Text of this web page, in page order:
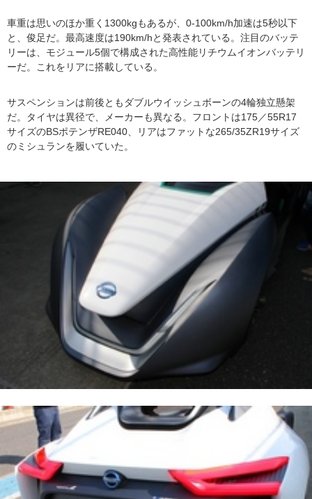
車重は思いのほか重く1300kgもあるが、0-100km/h加速は5秒以下
と、俊足だ。最高速度は190km/hと発表されている。注目のバッテ
リーは、モジュール5個で構成された高性能リチウムイオンバッテリ
ーだ。これをリアに搭載している。
サスペンションは前後ともダブルウイッシュボーンの4輪独立懸架
だ。タイヤは異径で、メーカーも異なる。フロントは175／55R17
サイズのBSポテンザRE040、リアはファットな265/35ZR19サイズ
のミシュランを履いていた。